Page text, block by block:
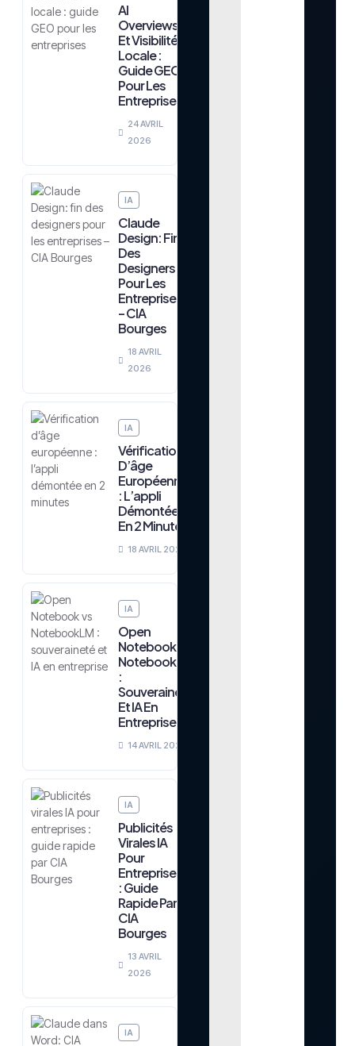
AI
Overviews
Et Visibilité
Locale :
Guide GEO
Pour Les
Entreprises
24 AVRIL
2026
IA
Claude
Design: Fin
Des
Designers
Pour Les
Entreprises
– CIA
Bourges
18 AVRIL
2026
IA
Vérification
D’âge
Européenne
: L’appli
Démontée
En 2 Minutes
18 AVRIL 2026
IA
Open
Notebook Vs
NotebookLM
:
Souveraineté
Et IA En
Entreprise
14 AVRIL 2026
IA
Publicités
Virales IA
Pour
Entreprises
: Guide
Rapide Par
CIA
Bourges
13 AVRIL
2026
IA